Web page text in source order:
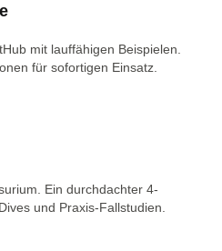
mit lauffähigen Beispielen.
für sofortigen Einsatz.
Ein durchdachter 4-
und Praxis-Fallstudien.